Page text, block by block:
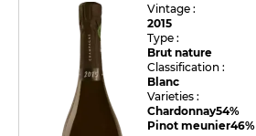
Vintage :
2015
Type :
Brut nature
Classification :
Blanc
Varieties :
Chardonnay54%
Pinot meunier46%